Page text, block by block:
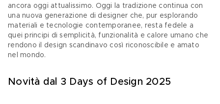
ancora oggi attualissimo. Oggi la tradizione continua con
una nuova generazione di designer che, pur esplorando
materiali e tecnologie contemporanee, resta fedele a
quei principi di semplicità, funzionalità e calore umano che
rendono il design scandinavo così riconoscibile e amato
nel mondo.
Novità dal 3 Days of Design 2025